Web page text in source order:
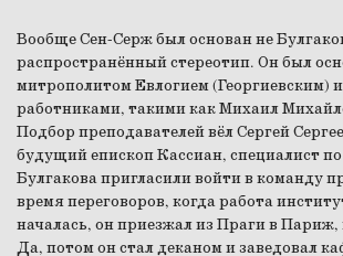
Вообще Сен-Серж был основан не
распространённый стереотип. Он был
митрополитом Евлогием (Георгиевским) и
работниками, такими как Михаил
Подбор преподавателей вёл Сергей
будущий епископ Кассиан, специалист
Булгакова пригласили войти в команду
время переговоров, когда работа
началась, он приезжал из Праги в
Да, потом он стал деканом и заведовал